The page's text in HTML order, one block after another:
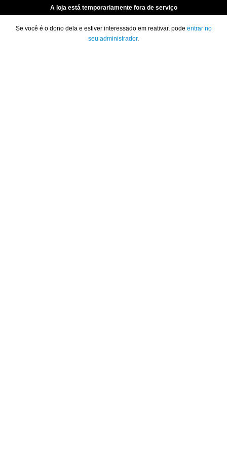
A loja está temporariamente fora de serviço
Se você é o dono dela e estiver interessado em reativar, pode entrar no
seu administrador.